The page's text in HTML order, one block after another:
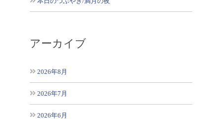
アーカイブ
2026年8月
2026年7月
2026年6月